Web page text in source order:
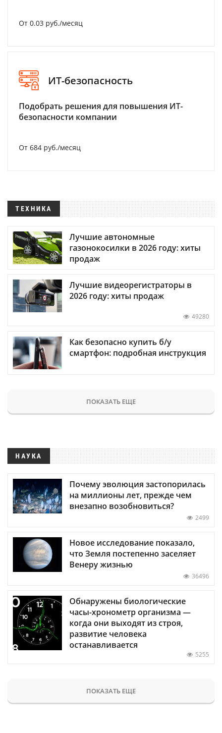
От 0.03 руб./месяц
ИТ-безопасность
Подобрать решения для повышения ИТ-
безопасности компании
От 684 руб./месяц
ТЕХНИКА
Лучшие автономные
газонокосилки в 2026 году: хиты
продаж
Лучшие видеорегистраторы в
2026 году: хиты продаж
49280
Как безопасно купить б/у
смартфон: подробная инструкция
ПОКАЗАТЬ ЕЩЕ
НАУКА
Почему эволюция застопорилась
на миллионы лет, прежде чем
внезапно возобновиться?
2499
Новое исследование показало,
что Земля постепенно заселяет
Венеру жизнью
36496
Обнаружены биологические
часы-хронометр организма —
когда они выходят из строя,
развитие человека
останавливается
5255
ПОКАЗАТЬ ЕЩЕ